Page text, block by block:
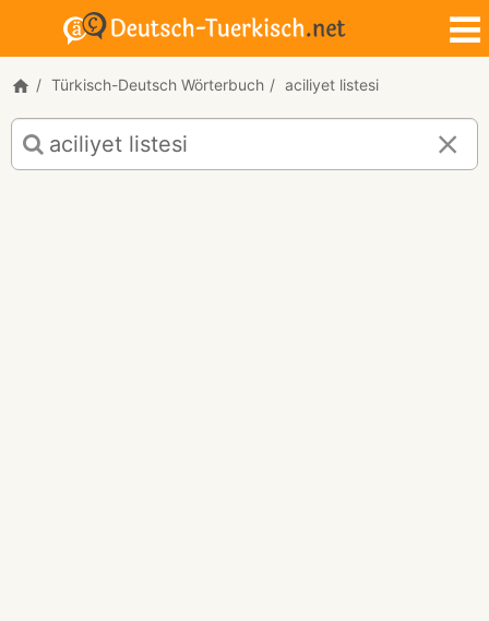
Türkisch-Deutsch Wörterbuch aciliyet listesi
Türkisch-
Deutsch
Übersetzung